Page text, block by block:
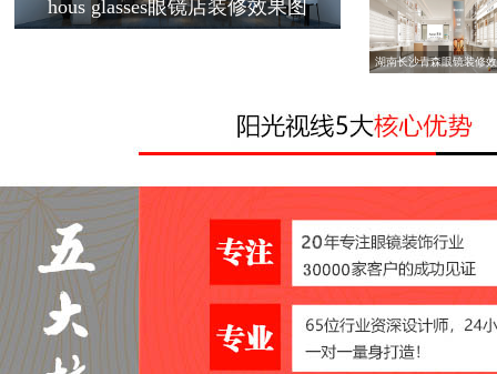
hous glasses眼镜店装修效果图
湖南长沙青森眼镜装修